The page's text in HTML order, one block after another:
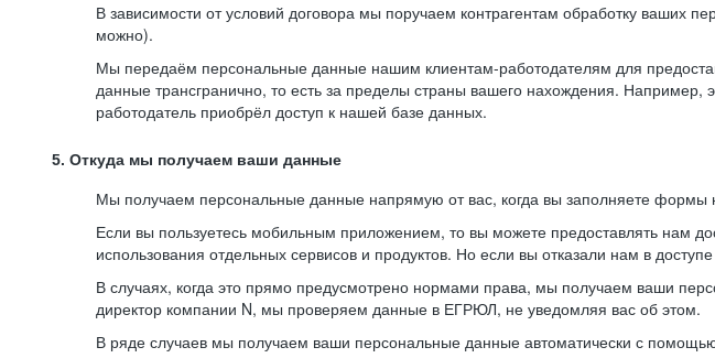
В зависимости от условий договора мы поручаем контрагентам обработку ваших
можно).
Мы передаём персональные данные нашим клиентам-работодателям для
данные трансгранично, то есть за пределы страны вашего нахождения.
работодатель приобрёл доступ к нашей базе данных.
5. Откуда мы получаем ваши данные
Мы получаем персональные данные напрямую от вас, когда вы заполняете формы
Если вы пользуетесь мобильным приложением, то вы можете предоставлять нам
использования отдельных сервисов и продуктов. Но если вы отказали нам в
В случаях, когда это прямо предусмотрено нормами права, мы получаем ваши
директор компании N, мы проверяем данные в ЕГРЮЛ, не уведомляя вас об этом.
В ряде случаев мы получаем ваши персональные данные автоматически с